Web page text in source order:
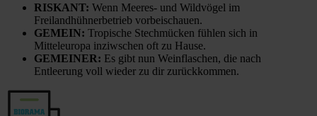
RISKANT: Wenn Meeres- und Wildvögel im
Freilandhühnerbetrieb vorbeischauen.
GEMEIN: Tropische Stechmücken fühlen sich in
Mitteleuropa inziwschen oft zu Hause.
GEMEINER: Es gibt nun Weinflaschen, die nach
Entleerung voll wieder zu dir zurückkommen.